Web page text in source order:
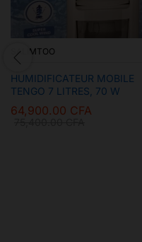
SALIMTOO
HUMIDIFICATEUR MOBILE
TENGO 7 LITRES, 70 W
64,900.00 CFA